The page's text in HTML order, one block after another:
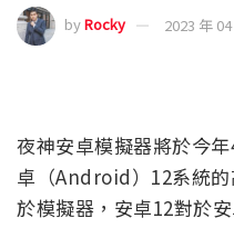
byRocky 2023 年
夜神安卓模擬器將於今
卓（Android）12系統
於模擬器，安卓12對於